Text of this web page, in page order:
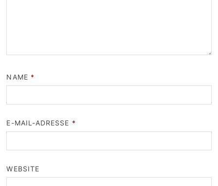
NAME *
E-MAIL-ADRESSE *
WEBSITE